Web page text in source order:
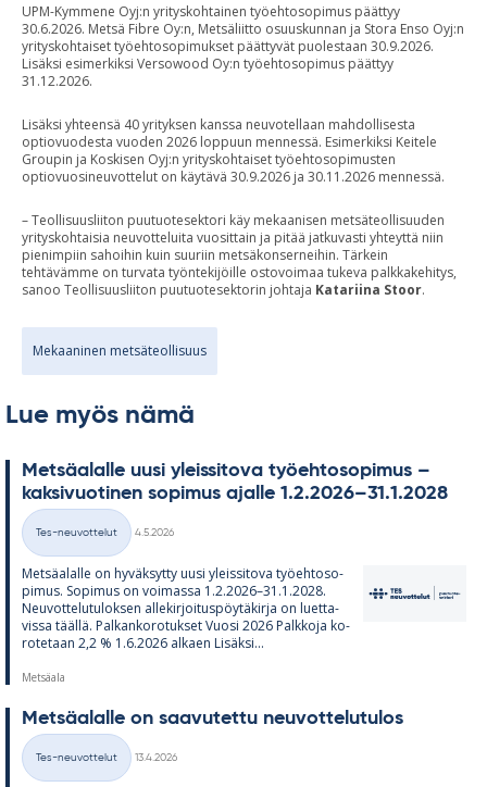
UPM-Kymmene Oyj:n yrityskohtainen työehtosopimus päättyy
30.6.2026. Metsä Fibre Oy:n, Metsäliitto osuuskunnan ja Stora Enso Oyj:n
yrityskohtaiset työehtosopimukset päättyvät puolestaan 30.9.2026.
Lisäksi esimerkiksi Versowood Oy:n työehtosopimus päättyy
31.12.2026.
Lisäksi yhteensä 40 yrityksen kanssa neuvotellaan mahdollisesta
optiovuodesta vuoden 2026 loppuun mennessä. Esimerkiksi Keitele
Groupin ja Koskisen Oyj:n yrityskohtaiset työehtosopimusten
optiovuosineuvottelut on käytävä 30.9.2026 ja 30.11.2026 mennessä.
– Teollisuusliiton puutuotesektori käy mekaanisen metsäteollisuuden
yrityskohtaisia neuvotteluita vuosittain ja pitää jatkuvasti yhteyttä niin
pienimpiin sahoihin kuin suuriin metsäkonserneihin. Tärkein
tehtävämme on turvata työntekijöille ostovoimaa tukeva palkkakehitys,
sanoo Teollisuusliiton puutuotesektorin johtaja Katariina Stoor.
Mekaaninen metsäteollisuus
Lue myös nämä
Met­sä­alalle uusi yleis­si­tova työ­eh­to­so­pi­mus –
kak­si­vuo­ti­nen so­pi­mus ajalle 1.2.2026–31.1.2028
Kategoriat
Tes-neuvottelut
4.5.2026
Met­sä­alalle on hy­väk­sytty uusi yleis­si­tova työ­eh­to­so­
pi­mus. So­pi­mus on voi­massa 1.2.2026–31.1.2028.
Neu­vot­te­lu­tu­lok­sen al­le­kir­joi­tus­pöy­tä­kirja on luet­ta­
vissa täällä. Pal­kan­ko­ro­tuk­set Vuosi 2026 Palk­koja ko­
ro­te­taan 2,2 % 1.6.2026 al­kaen Li­säksi...
Metsäala
Met­sä­alalle on saa­vu­tettu neu­vot­te­lu­tu­los
Kategoriat
Tes-neuvottelut
13.4.2026